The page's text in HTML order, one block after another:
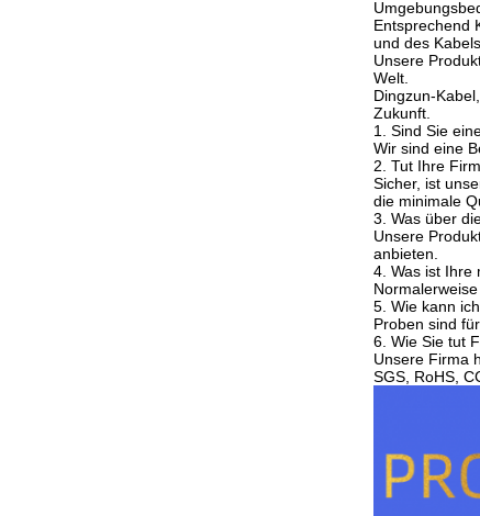
Entsprechend
und des
Unsere
Welt.
Dingzun-
Zukunft.
1. Sind Sie
Wir sind eine
2. Tut Ihre
Sicher, ist
die minimale
3. Was über
Unsere
anbieten.
4. Was ist Ihre
5. Wie kann
Proben sind
6. Wie Sie tut
Unsere Firma
SGS, RoHS,